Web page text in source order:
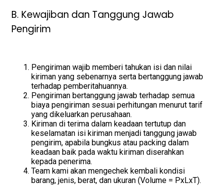
B. Kewajiban dan Tanggung Jawab
Pengirim
Pengiriman wajib memberi tahukan isi dan nilai
kiriman yang sebenarnya serta bertanggung jawab
terhadap pemberitahuannya.
Pengiriman bertanggung jawab terhadap semua
biaya pengiriman sesuai perhitungan menurut tarif
yang dikeluarkan perusahaan.
Kiriman di terima dalam keadaan tertutup dan
keselamatan isi kiriman menjadi tanggung jawab
pengirim, apabila bungkus atau packing dalam
keadaan baik pada waktu kiriman diserahkan
kepada penerima.
Team kami akan mengechek kembali kondisi
barang, jenis, berat, dan ukuran (Volume = PxLxT).